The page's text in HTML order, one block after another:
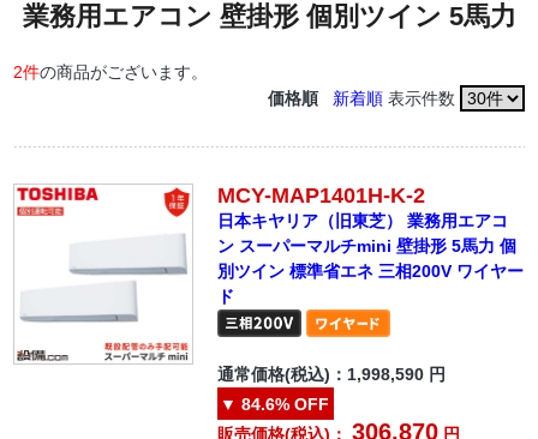
業務用エアコン 壁掛形 個別ツイン 5馬力
2件の商品がございます。
価格順
新着順表示件数
MCY-MAP1401H-K-2
日本キヤリア（旧東芝） 業務用エアコ
ン スーパーマルチmini 壁掛形 5馬力 個
別ツイン 標準省エネ 三相200V ワイヤー
ド
通常価格(税込)： 1,998,590 円
▼ 84.6% OFF
販売価格(税込)：306,870 円